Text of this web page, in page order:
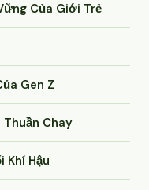
Của Giới Trẻ
Gen Z
Thuần Chay
Khí Hậu